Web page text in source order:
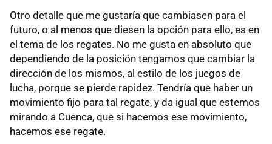
Otro detalle que me gustaría que cambiasen para el
futuro, o al menos que diesen la opción para ello, es en
el tema de los regates. No me gusta en absoluto que
dependiendo de la posición tengamos que cambiar la
dirección de los mismos, al estilo de los juegos de
lucha, porque se pierde rapidez. Tendría que haber un
movimiento fijo para tal regate, y da igual que estemos
mirando a Cuenca, que si hacemos ese movimiento,
hacemos ese regate.